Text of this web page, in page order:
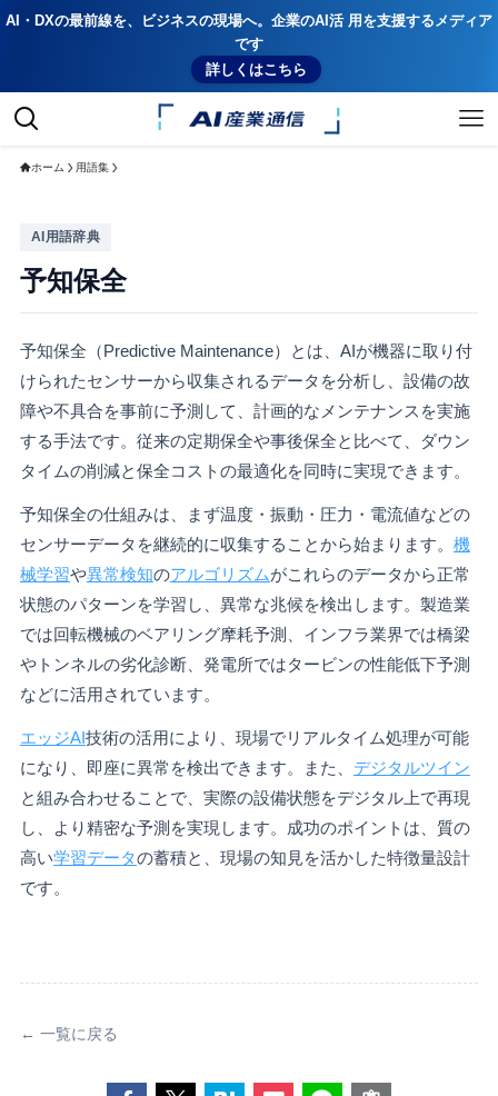
AI・DXの最前線を、ビジネスの現場へ。企業のAI活 用を支援するメディア
です
詳しくはこちら
ホーム 用語集
AI用語辞典
予知保全
予知保全（Predictive Maintenance）とは、AIが機器に取り付
けられたセンサーから収集されるデータを分析し、設備の故
障や不具合を事前に予測して、計画的なメンテナンスを実施
する手法です。従来の定期保全や事後保全と比べて、ダウン
タイムの削減と保全コストの最適化を同時に実現できます。
予知保全の仕組みは、まず温度・振動・圧力・電流値などの
センサーデータを継続的に収集することから始まります。 機
械学習や異常検知のアルゴリズムがこれらのデータから正常
状態のパターンを学習し、異常な兆候を検出します。製造業
では回転機械のベアリング摩耗予測、インフラ業界では橋梁
やトンネルの劣化診断、発電所ではタービンの性能低下予測
などに活用されています。
エッジAI技術の活用により、現場でリアルタイム処理が可能
になり、即座に異常を検出できます。また、 デジタルツイン
と組み合わせることで、実際の設備状態をデジタル上で再現
し、より精密な予測を実現します。成功のポイントは、質の
高い学習データの蓄積と、現場の知見を活かした特徴量設計
です。
← 一覧に戻る